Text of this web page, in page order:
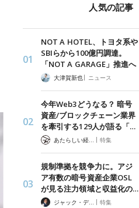
人気の記事
NOT A HOTEL、トヨタ系や
SBIらから100億円調達。
「NOT A GARAGE」推進へ
大津賀新也| ニュース
今年Web3どうなる？ 暗号
資産/ブロックチェーン業界
を牽引する129人が語る「…
| 特集
規制準拠を競争力に。アジ
ア有数の暗号資産企業OSL
が見る注力領域と収益化の…
ジャック・デロン（Jack Derong） | 特集